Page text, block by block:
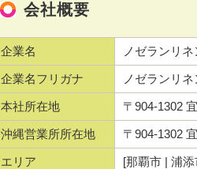
会社概要
企業名 ノゼランリ
企業名フリガナ ノゼランリ
本社所在地 〒904-1302
沖縄営業所所在地 〒904-1302
エリア
[那覇市 | 浦